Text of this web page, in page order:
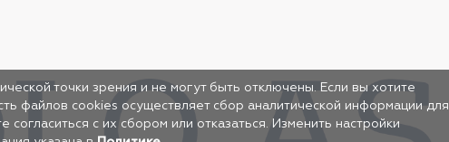
точки зрения и не могут быть отключены. Если вы хотите
файлов cookies осуществляет сбор аналитической информации для
с их сбором или отказаться. Изменить настройки